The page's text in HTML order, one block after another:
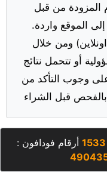
المزودة من قبل
الموقع واردة.
ومن خلال
أو تتحمل نتائج
وجوب التأكد من
1533 أرقام فودافون :